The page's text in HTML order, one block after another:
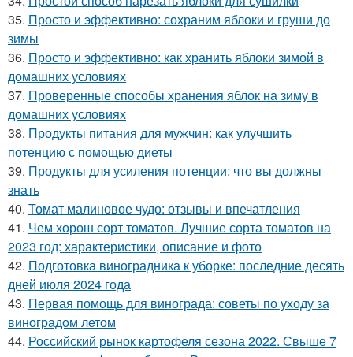
35. Просто и эффективно: сохраним яблоки и груши до
зимы
36. Просто и эффективно: как хранить яблоки зимой в
домашних условиях
37. Проверенные способы хранения яблок на зиму в
домашних условиях
38. Продукты питания для мужчин: как улучшить
потенцию с помощью диеты
39. Продукты для усиления потенции: что вы должны
знать
40. Томат малиновое чудо: отзывы и впечатления
41. Чем хорош сорт томатов. Лучшие сорта томатов на
2023 год: характеристики, описание и фото
42. Подготовка виноградника к уборке: последние десять
дней июля 2024 года
43. Первая помощь для винограда: советы по уходу за
виноградом летом
44. Российский рынок картофеля сезона 2022. Свыше 7